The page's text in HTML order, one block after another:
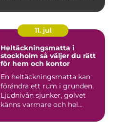
11. jul
Heltäckningsmatta i
stockholm så väljer du rätt
för hem och kontor
En heltäckningsmatta kan
förändra ett rum i grunden.
Ljudnivån sjunker, golvet
känns varmare och hel...